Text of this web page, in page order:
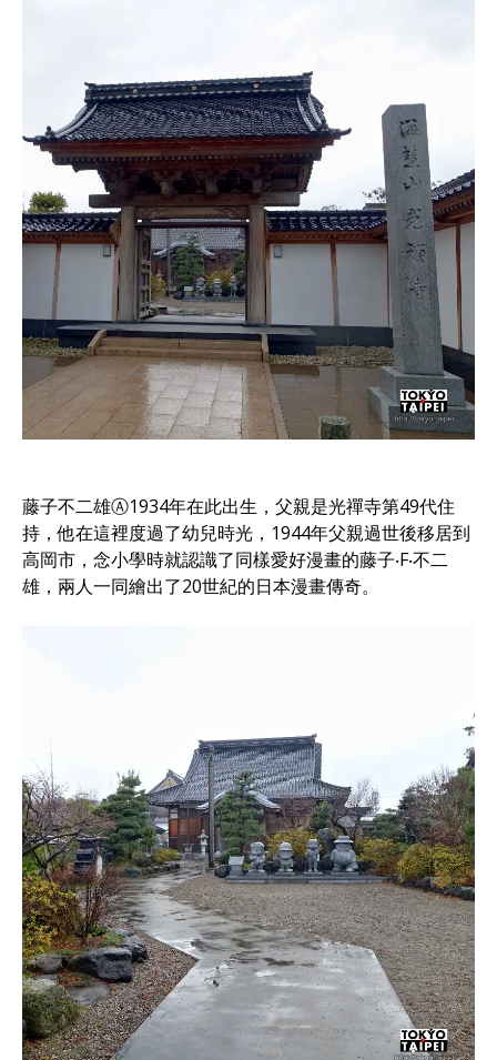
藤子不二雄Ⓐ1934年在此出生，父親是光禪寺第49代住
持，他在這裡度過了幼兒時光，1944年父親過世後移居到
高岡市，念小學時就認識了同樣愛好漫畫的藤子‧F‧不二
雄，兩人一同繪出了20世紀的日本漫畫傳奇。